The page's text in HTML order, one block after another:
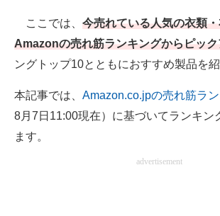
電子設計の基本と応用
エネルギーの専門メディア
建設×テクノロジーの最前線
ここでは、 今売れている人気の衣類
Amazonの売れ筋ランキングからピッ
ングトップ10とともにおすすめ製品を紹
本記事では、 Amazon.co.jpの売れ筋ラ
8月7日11:00現在）に基づいてランキン
ます。
advertisement